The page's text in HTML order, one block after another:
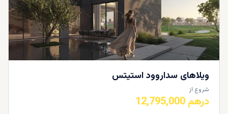
ویلاهای سداروود استیتس
شروع از
درهم 12,795,000